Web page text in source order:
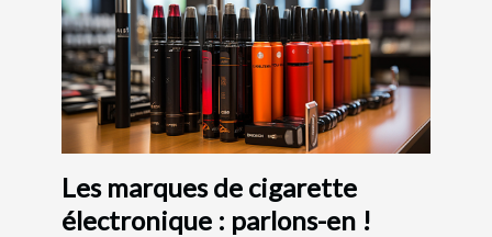
Les marques de cigarette
électronique : parlons-en !